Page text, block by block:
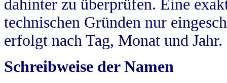
dahinter zu überprüfen. Eine
technischen Gründen nur
erfolgt nach Tag, Monat und Jahr.
Schreibweise der Namen